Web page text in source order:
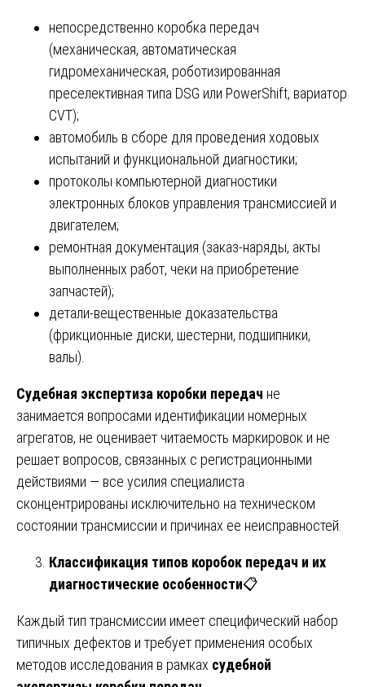
непосредственно коробка передач
(механическая, автоматическая
гидромеханическая, роботизированная
преселективная типа DSG или PowerShift, вариатор
CVT);
автомобиль в сборе для проведения ходовых
испытаний и функциональной диагностики;
протоколы компьютерной диагностики
электронных блоков управления трансмиссией и
двигателем;
ремонтная документация (заказ-наряды, акты
выполненных работ, чеки на приобретение
запчастей);
детали-вещественные доказательства
(фрикционные диски, шестерни, подшипники,
валы).
Судебная экспертиза коробки передач не
занимается вопросами идентификации номерных
агрегатов, не оценивает читаемость маркировок и не
решает вопросов, связанных с регистрационными
действиями — все усилия специалиста
сконцентрированы исключительно на техническом
состоянии трансмиссии и причинах ее неисправностей.
Классификация типов коробок передач и их
диагностические особенности📋
Каждый тип трансмиссии имеет специфический набор
типичных дефектов и требует применения особых
методов исследования в рамках судебной